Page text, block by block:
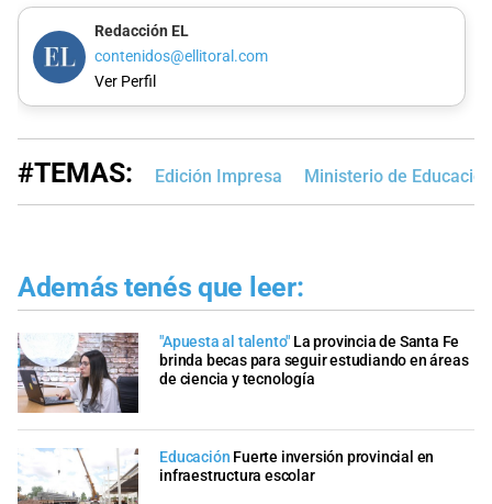
Redacción EL
contenidos@ellitoral.com
Ver Perfil
#TEMAS: Edición Impresa Ministerio de Educación
Además tenés que leer:
"Apuesta al talento" La provincia de Santa Fe
brinda becas para seguir estudiando en áreas
de ciencia y tecnología
Educación Fuerte inversión provincial en
infraestructura escolar